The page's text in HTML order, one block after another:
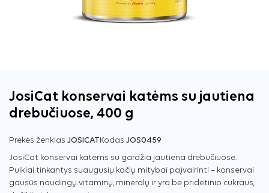
JosiCat konservai katėms su jautiena
drebučiuose, 400 g
Prekės ženklas JOSICATKodas JOS0459
JosiCat konservai katėms su gardžia jautiena drebučiuose.
Puikiai tinkantys suaugusių kačių mitybai paįvairinti – konservai
gausūs naudingų vitaminų, mineralų ir yra be pridėtinio cukraus,